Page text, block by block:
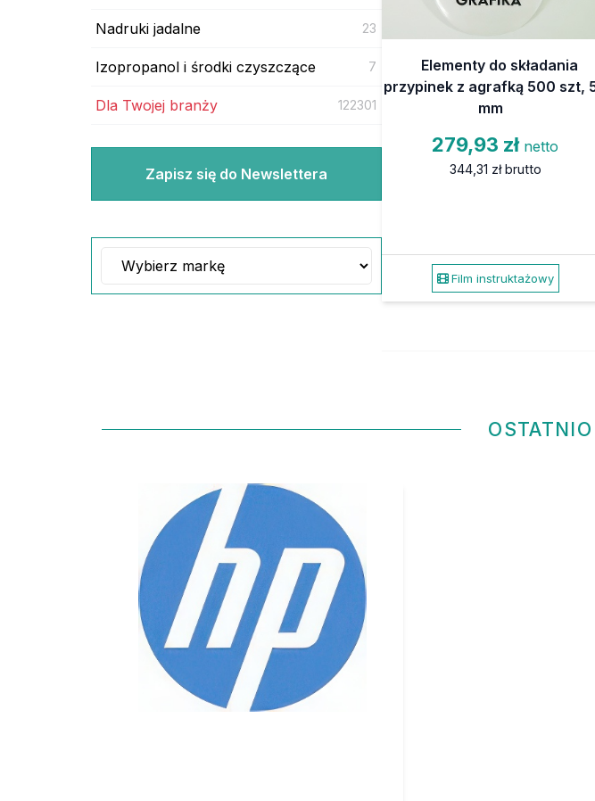
Nadruki jadalne 23
Izopropanol i środki czyszczące 7
Dla Twojej branży 122301
Zapisz się do Newslettera
Elementy do składania
przypinek z agrafką 500 szt,
mm
279,93 zł netto
344,31 zł brutto
Film instruktażowy
OSTATNIO